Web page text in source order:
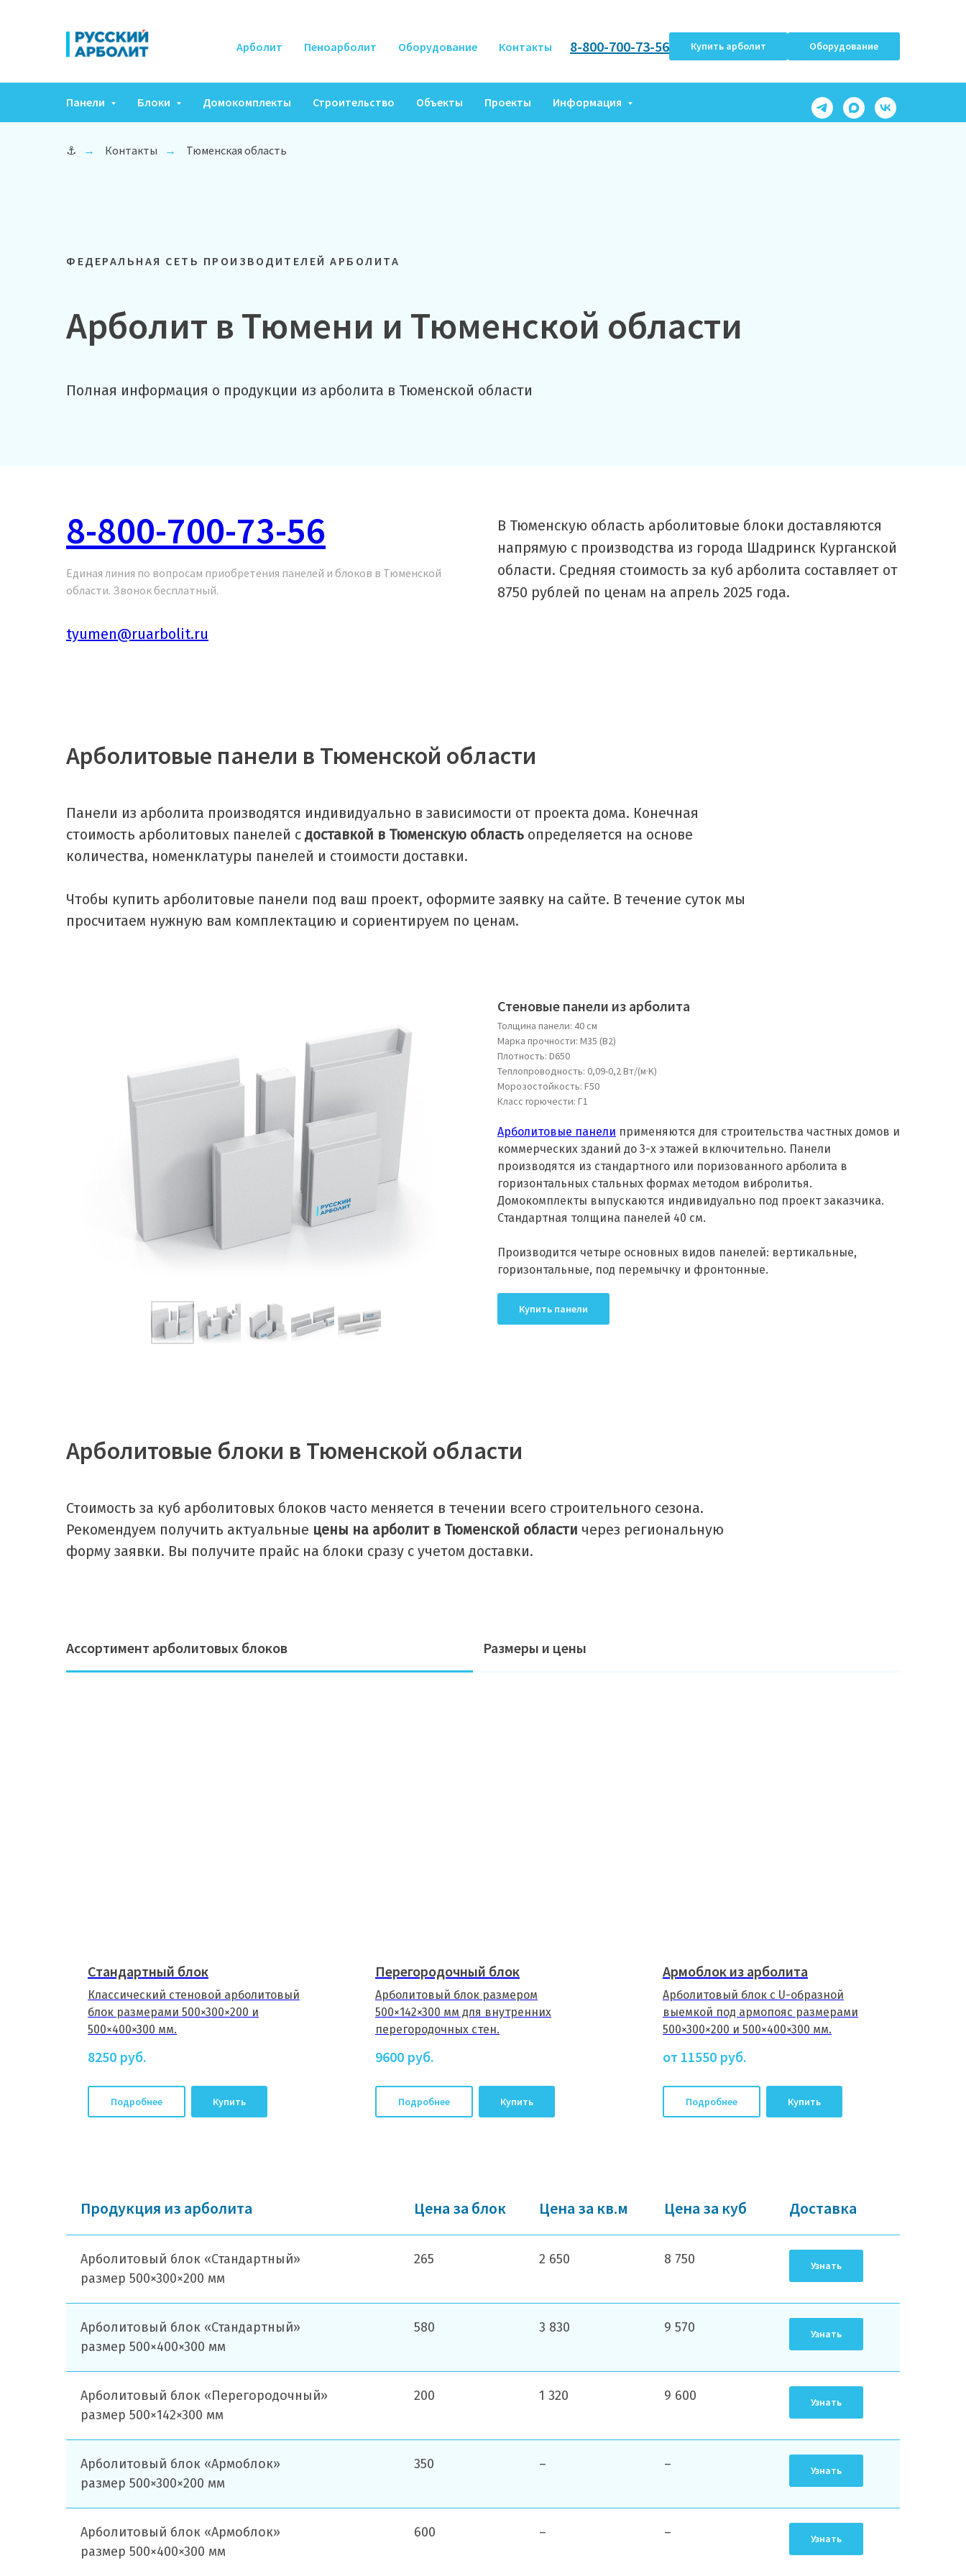
Арболит Пеноарболит Оборудование Контакты 8-800-700-73-56 Купить арболит Оборудование
Панели Блоки Домокомплекты Строительство Объекты Проекты Информация
⚓ → Контакты → Тюменская область
ФЕДЕРАЛЬНАЯ СЕТЬ ПРОИЗВОДИТЕЛЕЙ АРБОЛИТА
Арболит в Тюмени и Тюменской области
Полная информация о продукции из арболита в Тюменской области
8-800-700-73-56
Единая линия по вопросам приобретения панелей и блоков в Тюменской
области. Звонок бесплатный.
tyumen@ruarbolit.ru
В Тюменскую область арболитовые блоки доставляются
напрямую с производства из города Шадринск Курганской
области. Средняя стоимость за куб арболита составляет от
8750 рублей по ценам на апрель 2025 года.
Арболитовые панели в Тюменской области
Панели из арболита производятся индивидуально в зависимости от проекта дома. Конечная
стоимость арболитовых панелей с доставкой в Тюменскую область определяется на основе
количества, номенклатуры панелей и стоимости доставки.
Чтобы купить арболитовые панели под ваш проект, оформите заявку на сайте. В течение суток мы
просчитаем нужную вам комплектацию и сориентируем по ценам.
Стеновые панели из арболита
Толщина панели: 40 см
Марка прочности: М35 (B2)
Плотность: D650
Теплопроводность: 0,09-0,2 Вт/(м·K)
Морозостойкость: F50
Класс горючести: Г1
Арболитовые панели применяются для строительства частных домов и
коммерческих зданий до 3-х этажей включительно. Панели
производятся из стандартного или поризованного арболита в
горизонтальных стальных формах методом вибролитья.
Домокомплекты выпускаются индивидуально под проект заказчика.
Стандартная толщина панелей 40 см.
Производится четыре основных видов панелей: вертикальные,
горизонтальные, под перемычку и фронтонные.
Купить панели
Арболитовые блоки в Тюменской области
Стоимость за куб арболитовых блоков часто меняется в течении всего строительного сезона.
Рекомендуем получить актуальные цены на арболит в Тюменской области через региональную
форму заявки. Вы получите прайс на блоки сразу с учетом доставки.
Ассортимент арболитовых блоков Размеры и цены
Стандартный блок
Классический стеновой арболитовый
блок размерами 500×300×200 и
500×400×300 мм.
8250 руб.
Подробнее Купить
Перегородочный блок
Арболитовый блок размером
500×142×300 мм для внутренних
перегородочных стен.
9600 руб.
Подробнее Купить
Армоблок из арболита
Арболитовый блок с U-образной
выемкой под армопояс размерами
500×300×200 и 500×400×300 мм.
от 11550 руб.
Подробнее Купить
Продукция из арболита Цена за блок Цена за кв.м Цена за куб Доставка
Арболитовый блок «Стандартный»
размер 500×300×200 мм
265 2 650 8 750 Узнать
Арболитовый блок «Стандартный»
размер 500×400×300 мм
580 3 830 9 570 Узнать
Арболитовый блок «Перегородочный»
размер 500×142×300 мм
200 1 320 9 600 Узнать
Арболитовый блок «Армоблок»
размер 500×300×200 мм
350 – – Узнать
Арболитовый блок «Армоблок»
размер 500×400×300 мм
600 – – Узнать